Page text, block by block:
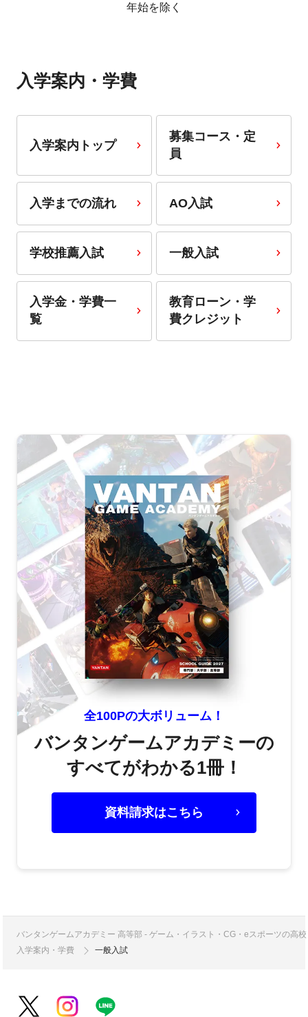
年始を除く
入学案内・学費
入学案内トップ
募集コース・定
員
入学までの流れ AO入試
学校推薦入試 一般入試
入学金・学費一
覧
教育ローン・学
費クレジット
全100Pの大ボリューム！
バンタンゲームアカデミーの
すべてがわかる1冊！
資料請求はこちら
バンタンゲームアカデミー 高等部 - ゲーム・イラスト・CG・eスポーツの高
入学案内・学費
一般入試